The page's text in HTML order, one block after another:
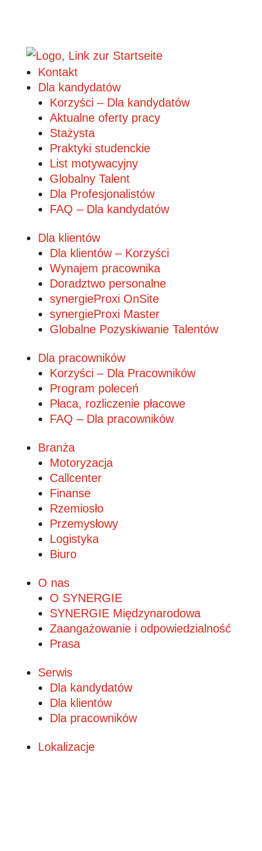
Kontakt
Dla kandydatów
Korzyści – Dla kandydatów
Aktualne oferty pracy
Stażysta
Praktyki studenckie
List motywacyjny
Globalny Talent
Dla Profesjonalistów
FAQ – Dla kandydatów
Dla klientów
Dla klientów – Korzyści
Wynajem pracownika
Doradztwo personalne
synergieProxi OnSite
synergieProxi Master
Globalne Pozyskiwanie Talentów
Dla pracowników
Korzyści – Dla Pracowników
Program poleceń
Płaca, rozliczenie płacowe
FAQ – Dla pracowników
Branża
Motoryzacja
Callcenter
Finanse
Rzemiosło
Przemysłowy
Logistyka
Biuro
O nas
O SYNERGIE
SYNERGIE Międzynarodowa
Zaangażowanie i odpowiedzialność
Prasa
Serwis
Dla kandydatów
Dla klientów
Dla pracowników
Lokalizacje